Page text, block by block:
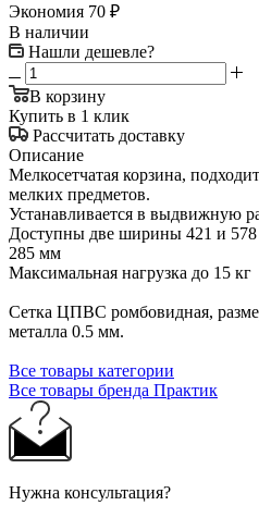
Экономия 70 ₽
В наличии
Нашли дешевле?
В корзину
Купить в 1 клик
Рассчитать доставку
Описание
Мелкосетчатая корзина,
мелких предметов.
Устанавливается в выдвижную
Доступны две ширины 421 и
285 мм
Максимальная нагрузка до 15 кг
Сетка ЦПВС ромбовидная,
металла 0.5 мм.
Все товары категории
Все товары бренда Практик
Нужна консультация?